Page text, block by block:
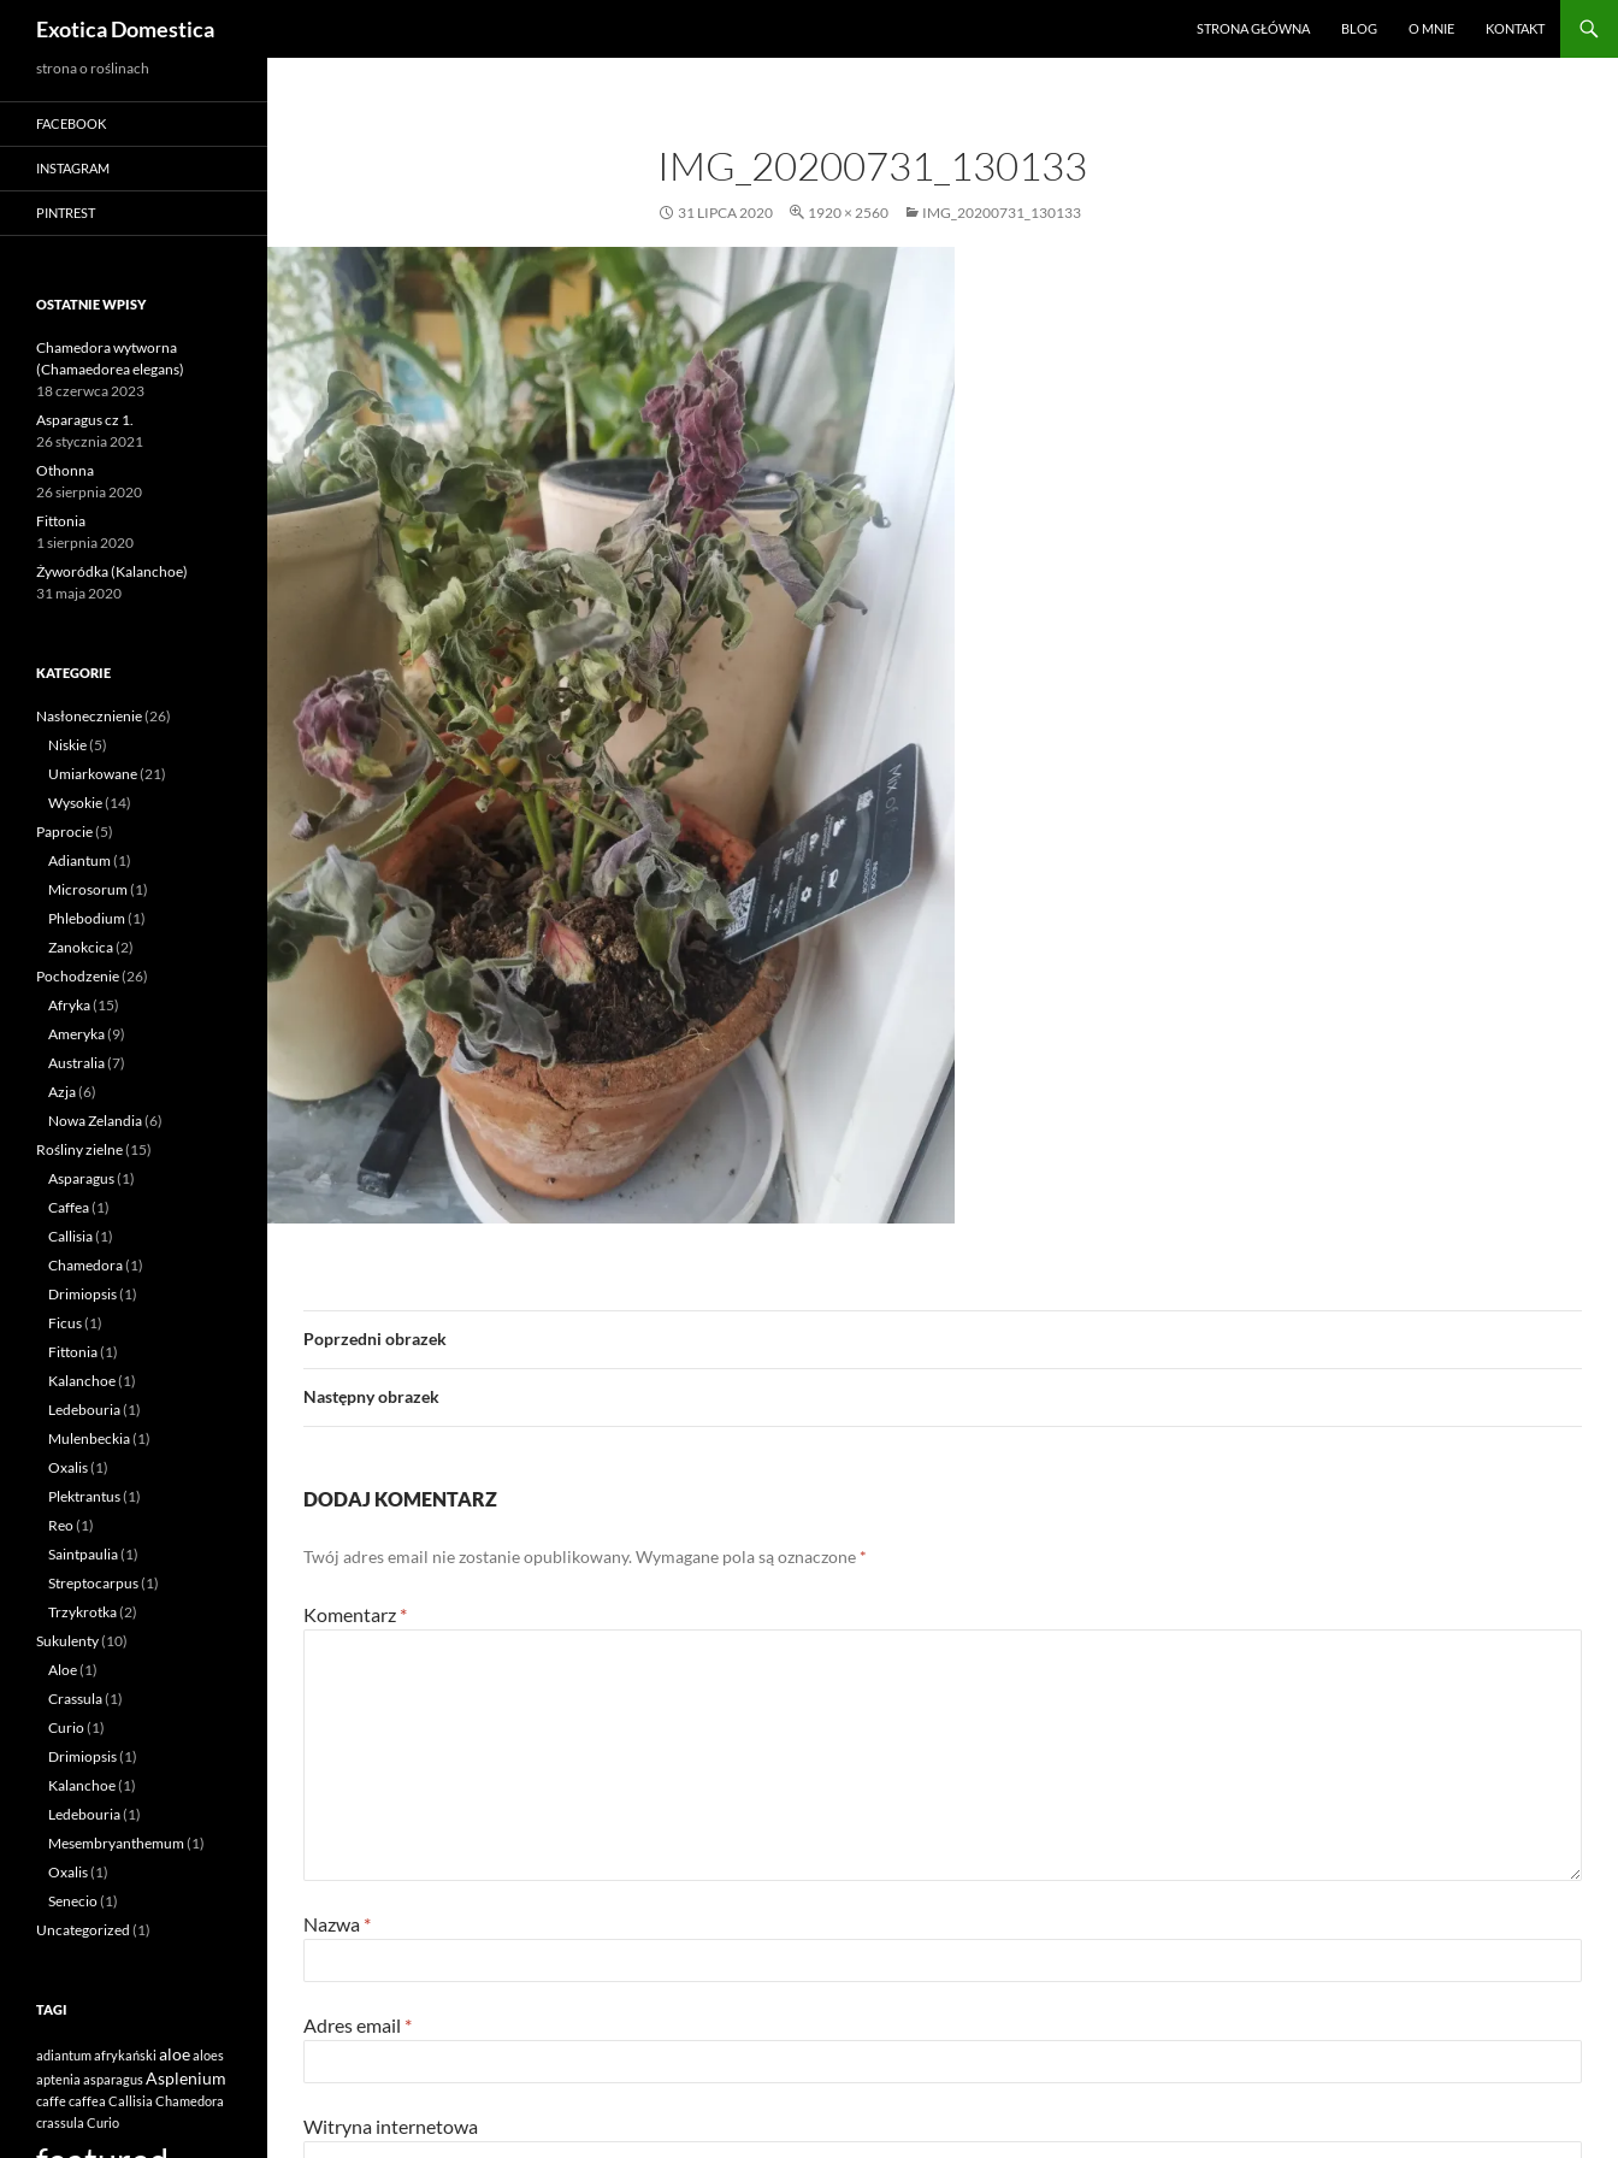
Przejdź
do
treści
Exotica Domestica STRONA GŁÓWNA BLOG O MNIE KONTAKT
IMG_20200731_130133
31 LIPCA 2020 1920 × 2560 IMG_20200731_130133
Poprzedni obrazek
Następny obrazek
DODAJ KOMENTARZ
Twój adres email nie zostanie opublikowany. Wymagane pola są oznaczone *
Komentarz *
Nazwa *
Adres email *
Witryna internetowa
strona o roślinach
FACEBOOK
INSTAGRAM
PINTREST
OSTATNIE WPISY
Chamedora wytworna
(Chamaedorea elegans)
18 czerwca 2023
Asparagus cz 1.
26 stycznia 2021
Othonna
26 sierpnia 2020
Fittonia
1 sierpnia 2020
Żyworódka (Kalanchoe)
31 maja 2020
KATEGORIE
Nasłonecznienie(26)
Niskie(5)
Umiarkowane(21)
Wysokie(14)
Paprocie(5)
Adiantum(1)
Microsorum(1)
Phlebodium(1)
Zanokcica(2)
Pochodzenie(26)
Afryka(15)
Ameryka(9)
Australia(7)
Azja(6)
Nowa Zelandia(6)
Rośliny zielne(15)
Asparagus(1)
Caffea(1)
Callisia(1)
Chamedora(1)
Drimiopsis(1)
Ficus(1)
Fittonia(1)
Kalanchoe(1)
Ledebouria(1)
Mulenbeckia(1)
Oxalis(1)
Plektrantus(1)
Reo(1)
Saintpaulia(1)
Streptocarpus(1)
Trzykrotka(2)
Sukulenty(10)
Aloe(1)
Crassula(1)
Curio(1)
Drimiopsis(1)
Kalanchoe(1)
Ledebouria(1)
Mesembryanthemum(1)
Oxalis(1)
Senecio(1)
Uncategorized (1)
TAGI
adiantumafrykański aloealoes
aptenia asparagusAsplenium
caffecaffea Callisia Chamedora
crassula Curio